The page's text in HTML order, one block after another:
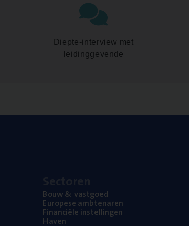
Diepte-interview met
leidinggevende
Bouw& vastgoed
Euro­pe­se ambtenaren
Finan­ci­ë­le instellingen
Haven